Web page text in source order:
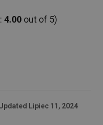
4.00 out of 5)
Lipiec 11, 2024